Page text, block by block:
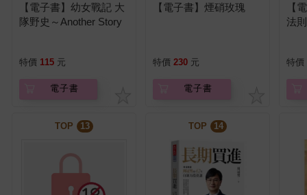
【電子書】幼女戰記 大
隊野史～Another Story
特價 115 元
電子書
【電子書】煙硝玫瑰
特價 230 元
電子書
【
法則
特價
TOP 13 TOP 14